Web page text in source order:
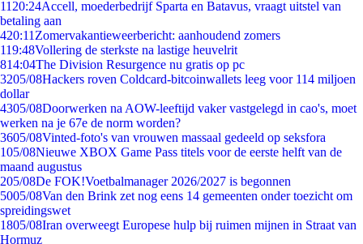
11 20:24Accell, moederbedrijf Sparta en Batavus, vraagt uitstel van
betaling aan
420:11 Zomervakantieweerbericht: aanhoudend zomers
119:48Vollering de sterkste na lastige heuvelrit
814:04The Division Resurgence nu gratis op pc
3205/08Hackers roven Coldcard-bitcoinwallets leeg voor 114 miljoen
dollar
4305/08Doorwerken na AOW-leeftijd vaker vastgelegd in cao's, moet
werken na je 67e de norm worden?
3605/08Vinted-foto's van vrouwen massaal gedeeld op seksfora
105/08Nieuwe XBOX Game Pass titels voor de eerste helft van de
maand augustus
205/08De FOK!Voetbalmanager 2026/2027 is begonnen
5005/08Van den Brink zet nog eens 14 gemeenten onder toezicht om
spreidingswet
1805/08Iran overweegt Europese hulp bij ruimen mijnen in Straat van
Hormuz